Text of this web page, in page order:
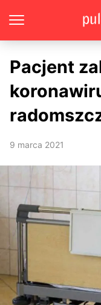
Pacjent
9 marca 2021